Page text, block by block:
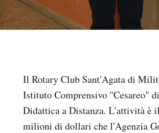
Il Rotary Club Sant'Agata di
Istituto Comprensivo "Cesareo"
Didattica a Distanza. L'attività è
milioni di dollari che l'Agenzia